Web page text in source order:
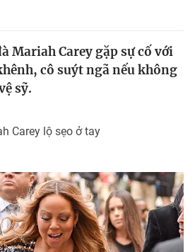
Mariah Carey gặp sự cố với
cô suýt ngã nếu không
sỹ.
Carey lộ sẹo ở tay